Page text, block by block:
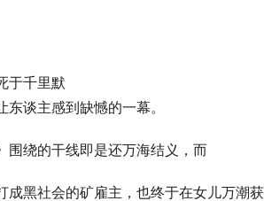
于千里默
谈主感到缺憾的一幕。
围绕的干线即是还万海结义，而
成黑社会的矿雇主，也终于在女儿万潮获